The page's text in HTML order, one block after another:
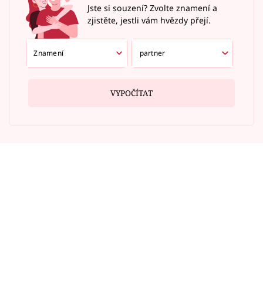
Jste si souzení? Zvolte znamení a
zjistěte, jestli vám hvězdy přejí.
VYPOČÍTAT